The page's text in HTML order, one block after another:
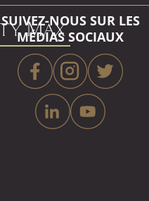
SUIVEZ-NOUS SUR LES
MÉDIAS SOCIAUX